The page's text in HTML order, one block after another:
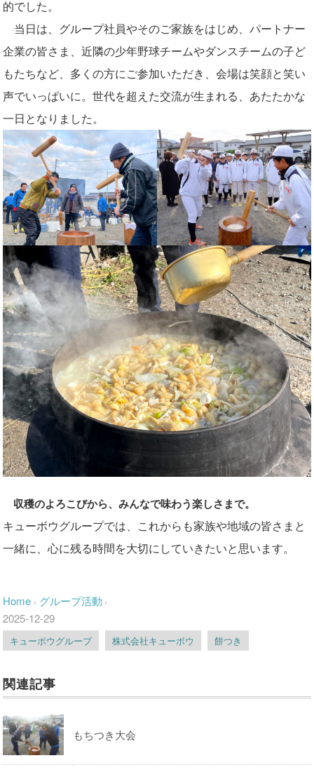
的でした。
当日は、グループ社員やそのご家族をはじめ、パートナー
企業の皆さま、近隣の少年野球チームやダンスチームの子ど
もたちなど、多くの方にご参加いただき、会場は笑顔と笑い
声でいっぱいに。世代を超えた交流が生まれる、あたたかな
一日となりました。
収穫のよろこびから、みんなで味わう楽しさまで。
キューボウグループでは、これからも家族や地域の皆さまと
一緒に、心に残る時間を大切にしていきたいと思います。
Home › グループ活動 ›
2025-12-29
キューボウグループ 株式会社キューボウ 餅つき
関連記事
もちつき大会